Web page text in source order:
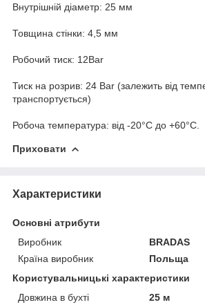
Внутрішній діаметр: 25 мм
Товщина стінки: 4,5 мм
Робочий тиск: 12Bar
Тиск на розрив: 24 Bar (залежить від
транспортується)
Робоча температура: від -20°C до +60°C.
Приховати
Характеристики
Основні атрибути
Виробник
BRADAS
Країна виробник
Польща
Користувальницькі характеристики
Довжина в бухті
25 м